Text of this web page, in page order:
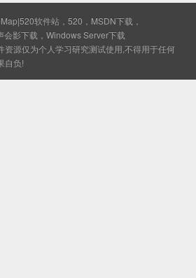
|520软件站，520，MSDN下载，
影下载，Windows Server下载
资源仅为个人学习研究测试使用,不得用于任何
自负!